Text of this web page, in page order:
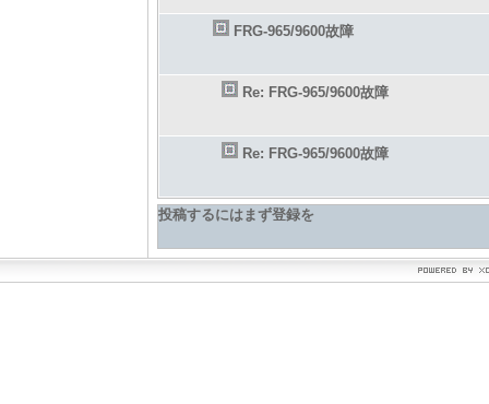
FRG-965/9600故障
Re: FRG-965/9600故障
Re: FRG-965/9600故障
投稿するにはまず登録を